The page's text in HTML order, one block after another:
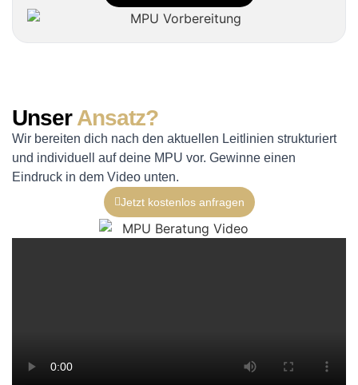
UnserAnsatz?
Wir bereiten dich nach den aktuellen Leitlinien strukturiert
und individuell auf deine MPU vor. Gewinne einen
Eindruck in dem Video unten.
Jetzt kostenlos anfragen